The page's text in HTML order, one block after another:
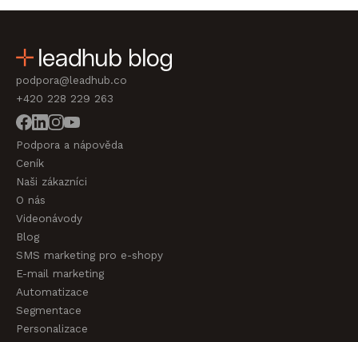
podpora@leadhub.co
+420 228 229 263
Podpora a nápověda
Ceník
Naši zákazníci
O nás
Videonávody
Blog
SMS marketing pro e-shopy
E-mail marketing
Automatizace
Segmentace
Personalizace